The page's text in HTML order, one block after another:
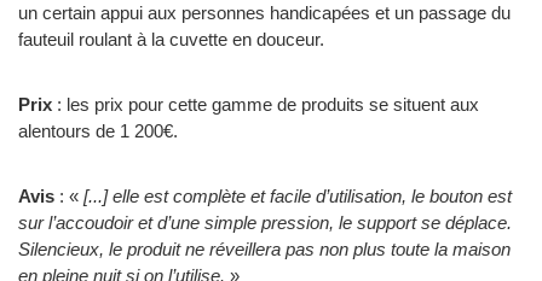
un certain appui aux personnes handicapées et un passage du
fauteuil roulant à la cuvette en douceur.
Prix : les prix pour cette gamme de produits se situent aux
alentours de 1 200€.
Avis : « [...] elle est complète et facile d’utilisation, le bouton est
sur l’accoudoir et d’une simple pression, le support se déplace.
Silencieux, le produit ne réveillera pas non plus toute la maison
en pleine nuit si on l’utilise. »